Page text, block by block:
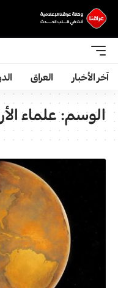
آخر الأخبار العراق
الوسم:علماء